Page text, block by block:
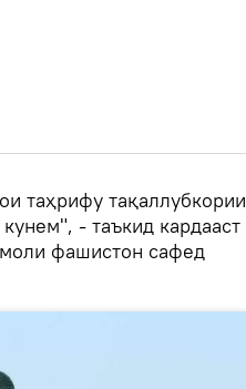
таҳрифу тақаллубкории
- таъкид кардааст
фашистон сафед